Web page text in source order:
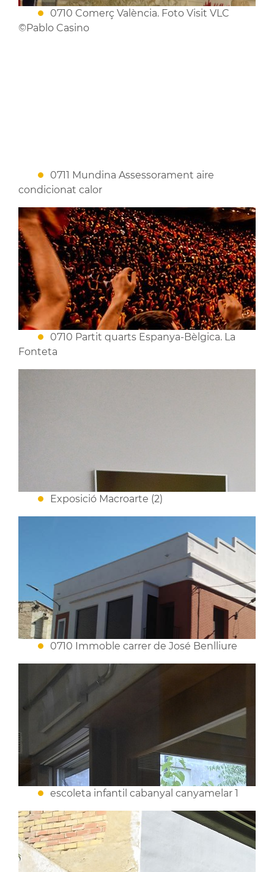
0710 Comerç València. Foto Visit VLC
©Pablo Casino
0711 Mundina Assessorament aire
condicionat calor
0710 Partit quarts Espanya-Bèlgica. La
Fonteta
Exposició Macroarte (2)
0710 Immoble carrer de José Benlliure
escoleta infantil cabanyal canyamelar 1